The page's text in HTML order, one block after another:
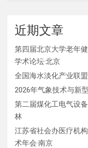
近期文章
第四届北京大学老年
学术论坛·北京
全国海水淡化产业联
2026年气象技术与新
第二届煤化工电气设
林
江苏省社会办医疗机
术年会·南京